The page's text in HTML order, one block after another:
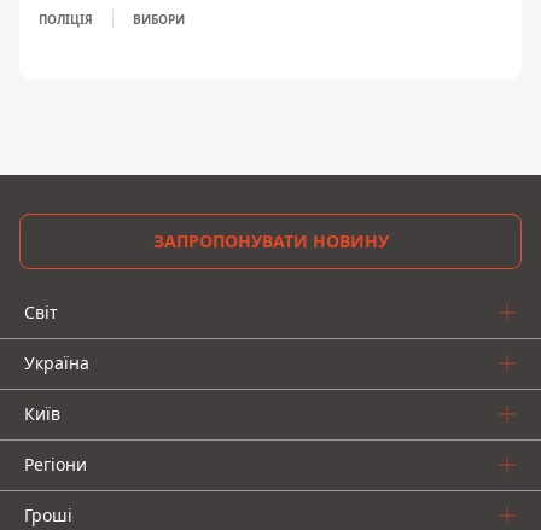
ПОЛІЦІЯ ВИБОРИ
ЗАПРОПОНУВАТИ НОВИНУ
Світ
Україна
Київ
Регіони
Гроші